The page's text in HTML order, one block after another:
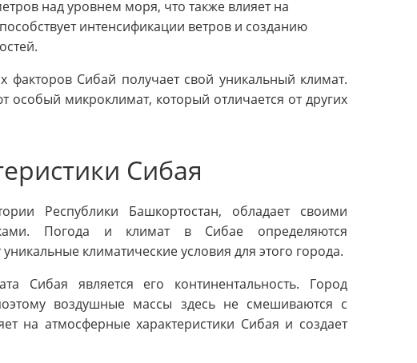
над уровнем моря, что также влияет на
интенсификации ветров и созданию
факторов Сибай получает свой уникальный климат.
особый микроклимат, который отличается от других
Сибая
Республики Башкортостан, обладает своими
Погода и климат в Сибае определяются
климатические условия для этого города.
Сибая является его континентальность. Город
воздушные массы здесь не смешиваются с
на атмосферные характеристики Сибая и создает